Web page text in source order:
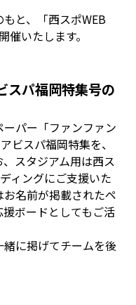
と、「西スポWEB
いたします。
スパ福岡特集号の
パー「ファンファン
ビスパ福岡特集を、
スタジアム用は西ス
ィングにご支援いた
名前が掲載されたペ
ボードとしてもご活
に掲げてチームを後